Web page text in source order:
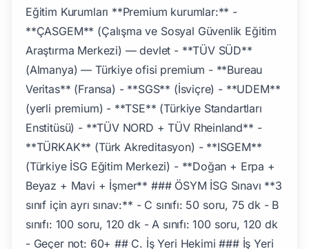
Eğitim Kurumları **Premium kurumlar:** -
**ÇASGEM** (Çalışma ve Sosyal Güvenlik Eğitim
Araştırma Merkezi) — devlet - **TÜV SÜD**
(Almanya) — Türkiye ofisi premium - **Bureau
Veritas** (Fransa) - **SGS** (İsviçre) - **UDEM**
(yerli premium) - **TSE** (Türkiye Standartları
Enstitüsü) - **TÜV NORD + TÜV Rheinland** -
**TÜRKAK** (Türk Akreditasyon) - **ISGEM**
(Türkiye İSG Eğitim Merkezi) - **Doğan + Erpa +
Beyaz + Mavi + İşmer** ### ÖSYM İSG Sınavı **3
sınıf için ayrı sınav:** - C sınıfı: 50 soru, 75 dk - B
sınıfı: 100 soru, 120 dk - A sınıfı: 100 soru, 120 dk
- Geçer not: 60+ ## C. İş Yeri Hekimi ### İş Yeri